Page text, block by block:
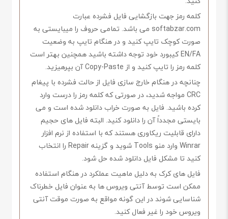
کلمه رمز جهت بازگشایی فایل فشرده عبارت
softabzar.com می باشد. تمامی حروف را میبایستی به
صورت کوچک تایپ کنید و در هنگام تایپ به وضعیت
EN/FA کیبورد خود توجه داشته باشید همچنین بهتر است
کلمه رمز را تایپ کنید و از Copy-Paste آن بپرهیزید.
چنانچه در هنگام خارج سازی فایل از حالت فشرده با پیغام
CRC مواجه شدید، در صورتی که کلمه رمز را درست وارد
کرده باشید. فایل به صورت خراب دانلود شده است و می
بایستی مجدداً آن را دانلود کنید. البته فایل های حجیم
دارای قابلیت ریکاوری هستند که با استفاده از نرم افزار
Winrar وارد منو Tools شوید و گزینه Repair را انتخاب
کنید تا مشکل فایل دانلود شده حل شود.
فایل های کرک به دلیل ماهیت عملکرد در هنگام استفاده
ممکن است توسط آنتی ویروس ها به عنوان فایل خطرناک
شناسایی شوند در این گونه مواقع به صورت موقت آنتی
ویروس خود را غیر فعال کنید.